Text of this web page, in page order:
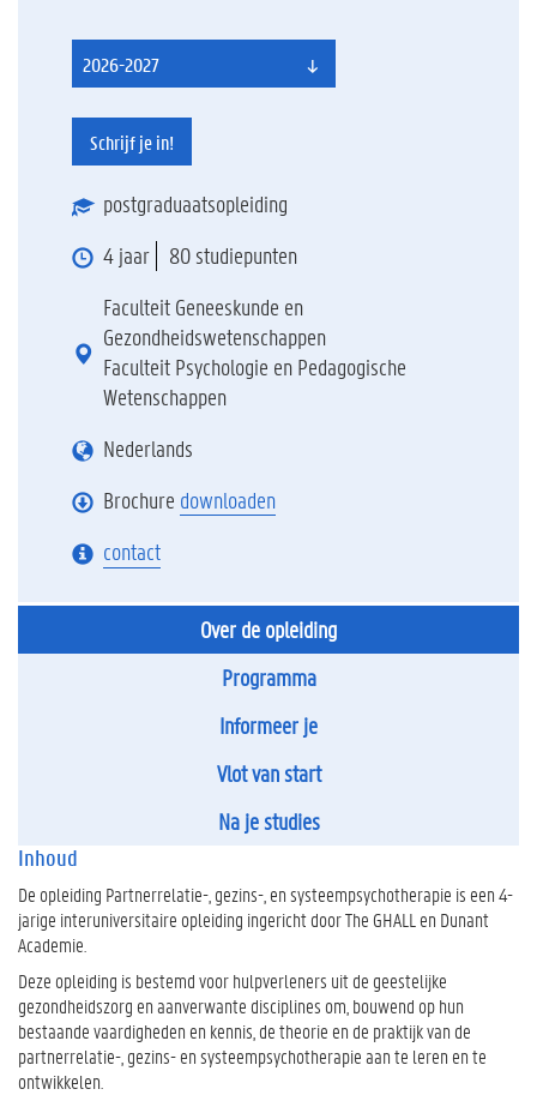
2026-2027
Schrijf je in!
postgraduaatsopleiding
4 jaar
80 studiepunten
Faculteit Geneeskunde en
Gezondheidswetenschappen
Faculteit Psychologie en Pedagogische
Wetenschappen
Nederlands
Brochure downloaden
contact
Over de opleiding
Programma
Informeer je
Vlot van start
Na je studies
Inhoud
De opleiding Partnerrelatie-, gezins-, en systeempsychotherapie is een 4-
jarige interuniversitaire opleiding ingericht door The GHALL en Dunant
Academie.
Deze opleiding is bestemd voor hulpverleners uit de geestelijke
gezondheidszorg en aanverwante disciplines om, bouwend op hun
bestaande vaardigheden en kennis, de theorie en de praktijk van de
partnerrelatie-, gezins- en systeempsychotherapie aan te leren en te
ontwikkelen.